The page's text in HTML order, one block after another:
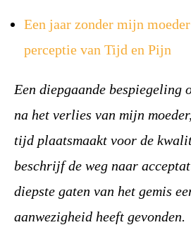
Een jaar zonder mijn
perceptie van Tijd en Pijn
Een diepgaande bespiegeling
na het verlies van mijn
tijd plaatsmaakt voor de
beschrijf de weg naar
diepste gaten van het gemis
aanwezigheid heeft gevonden.